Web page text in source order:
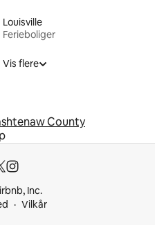
Louisville
Ferieboliger
Vis flere
County
Inc.
Vilkår